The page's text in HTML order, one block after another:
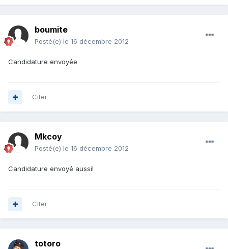
boumite
Posté(e) le 16 décembre 2012
Candidature envoyée
Citer
Mkcoy
Posté(e) le 16 décembre 2012
Candidature envoyé aussi!
Citer
totoro